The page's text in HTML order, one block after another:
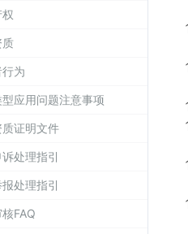
为
应用问题注意事项
质证明文件
处理指引
处理指引
FAQ